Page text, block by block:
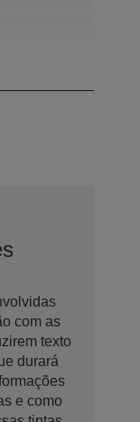
com as
texto
durará
e como